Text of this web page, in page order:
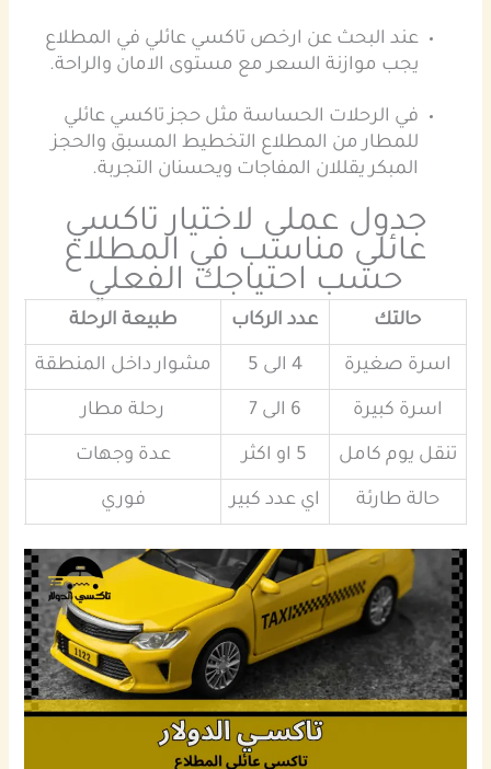
عند البحث عن ارخص تاكسي عائلي في المطلاع
يجب موازنة السعر مع مستوى الامان والراحة.
في الرحلات الحساسة مثل حجز تاكسي عائلي
للمطار من المطلاع التخطيط المسبق والحجز
المبكر يقللان المفاجات ويحسنان التجربة.
جدول عملي لاختيار تاكسي
عائلي مناسب في المطلاع
حسب احتياجك الفعلي
حالتك عدد الركاب طبيعة الرحلة
اسرة صغيرة 4 الى 5 مشوار داخل المنطقة
اسرة كبيرة 6 الى 7 رحلة مطار
تنقل يوم كامل 5 او اكثر عدة وجهات
حالة طارئة اي عدد كبير فوري